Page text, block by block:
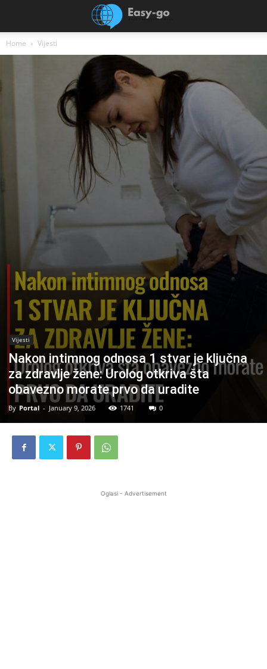
Home Vijesti
Vijesti
Nakon intimnog odnosa 1 stvar je ključna
za zdravlje žene: Urolog otkriva šta
obavezno morate prvo da uradite
By Portal - January 9, 2026 1741 0
Oglasi - Advertisement